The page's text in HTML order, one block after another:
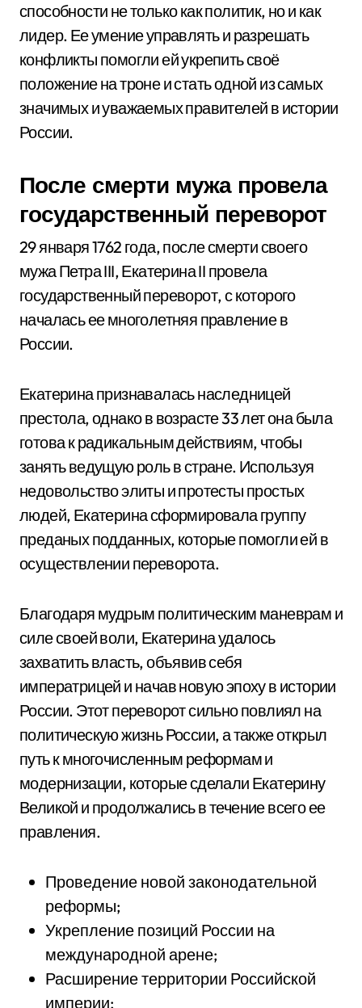
способности не только как политик, но и как
лидер. Ее умение управлять и разрешать
конфликты помогли ей укрепить своё
положение на троне и стать одной из самых
значимых и уважаемых правителей в истории
России.
После смерти мужа провела
государственный переворот
29 января 1762 года, после смерти своего
мужа Петра III, Екатерина II провела
государственный переворот, с которого
началась ее многолетняя правление в
России.
Екатерина признавалась наследницей
престола, однако в возрасте 33 лет она была
готова к радикальным действиям, чтобы
занять ведущую роль в стране. Используя
недовольство элиты и протесты простых
людей, Екатерина сформировала группу
преданых подданных, которые помогли ей в
осуществлении переворота.
Благодаря мудрым политическим маневрам и
силе своей воли, Екатерина удалось
захватить власть, объявив себя
императрицей и начав новую эпоху в истории
России. Этот переворот сильно повлиял на
политическую жизнь России, а также открыл
путь к многочисленным реформам и
модернизации, которые сделали Екатерину
Великой и продолжались в течение всего ее
правления.
Проведение новой законодательной
реформы;
Укрепление позиций России на
международной арене;
Расширение территории Российской
империи;